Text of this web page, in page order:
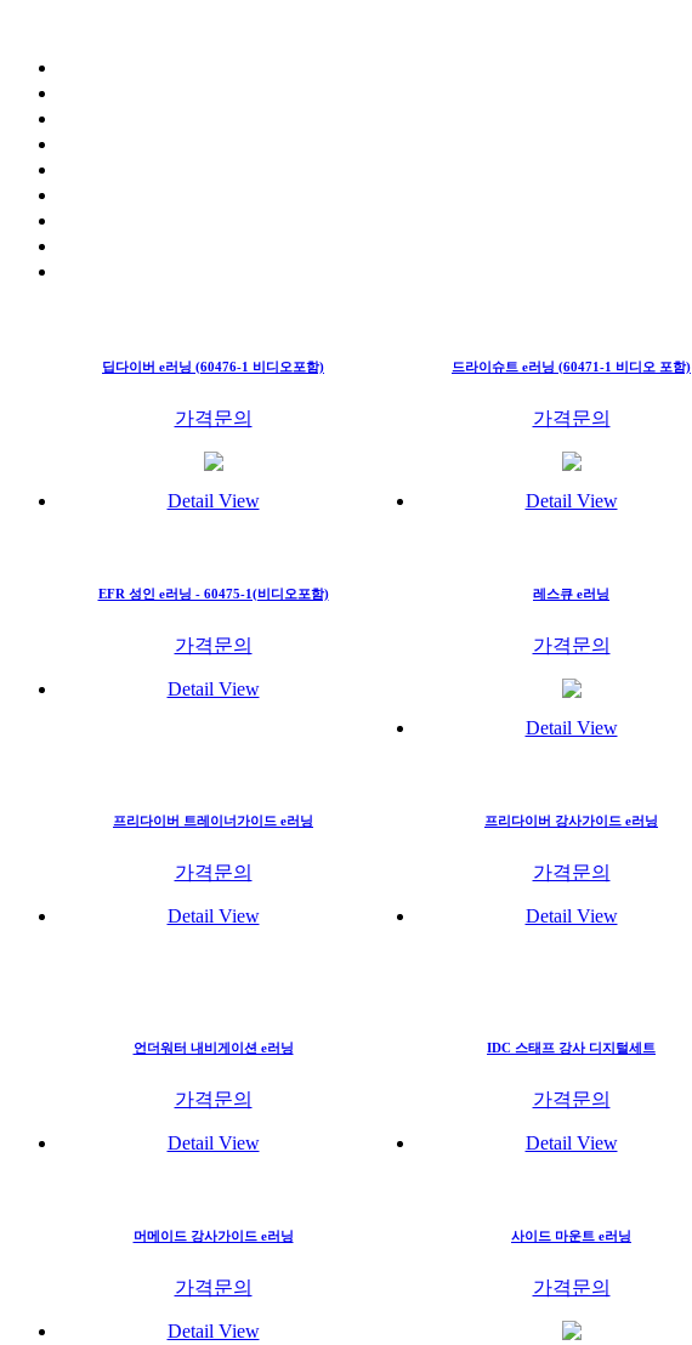
딥다이버 e러닝 (60476-1 비디오포함)
가격문의
Detail View
드라이슈트 e러닝 (60471-1 비디오 포함)
가격문의
Detail View
EFR 성인 e러닝 - 60475-1(비디오포함)
가격문의
Detail View
레스큐 e러닝
가격문의
Detail View
프리다이버 트레이너가이드 e러닝
가격문의
Detail View
프리다이버 강사가이드 e러닝
가격문의
Detail View
언더워터 내비게이션 e러닝
가격문의
Detail View
IDC 스태프 강사 디지털세트
가격문의
Detail View
머메이드 강사가이드 e러닝
가격문의
Detail View
사이드 마운트 e러닝
가격문의